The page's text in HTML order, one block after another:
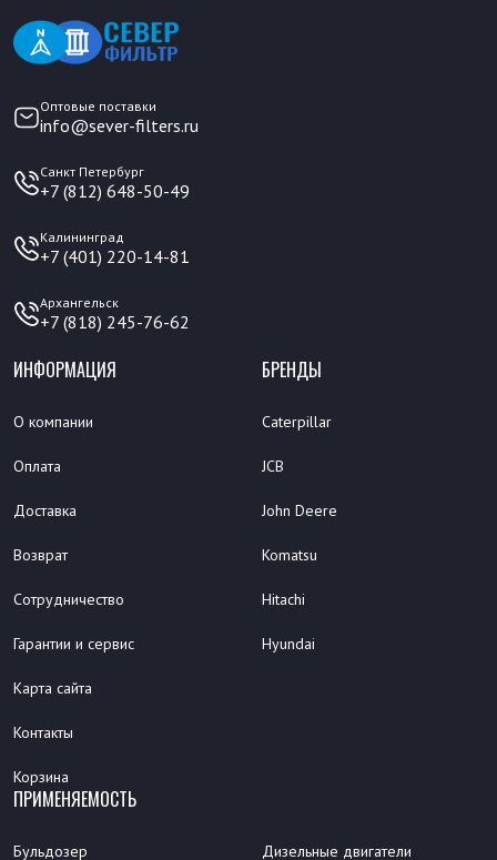
Оптовые поставки
info@sever-filters.ru
Санкт Петербург
+7 (812) 648-50-49
Калининград
+7 (401) 220-14-81
Архангельск
+7 (818) 245-76-62
ИНФОРМАЦИЯ
О компании
Оплата
Доставка
Возврат
Сотрудничество
Гарантии и сервис
Карта сайта
Контакты
Корзина
БРЕНДЫ
Caterpillar
JCB
John Deere
Komatsu
Hitachi
Hyundai
ПРИМЕНЯЕМОСТЬ
Бульдозер Дизельные двигатели